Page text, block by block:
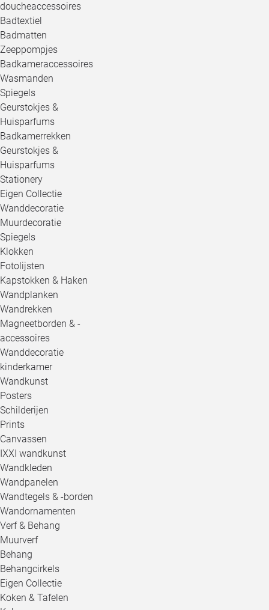
doucheaccessoires
Badtextiel
Badmatten
Zeeppompjes
Badkameraccessoires
Wasmanden
Spiegels
Geurstokjes &
Huisparfums
Badkamerrekken
Geurstokjes &
Huisparfums
Stationery
Eigen Collectie
Wanddecoratie
Muurdecoratie
Spiegels
Klokken
Fotolijsten
Kapstokken & Haken
Wandplanken
Wandrekken
Magneetborden & -
accessoires
Wanddecoratie
kinderkamer
Wandkunst
Posters
Schilderijen
Prints
Canvassen
IXXI wandkunst
Wandkleden
Wandpanelen
Wandtegels & -borden
Wandornamenten
Verf & Behang
Muurverf
Behang
Behangcirkels
Eigen Collectie
Koken & Tafelen